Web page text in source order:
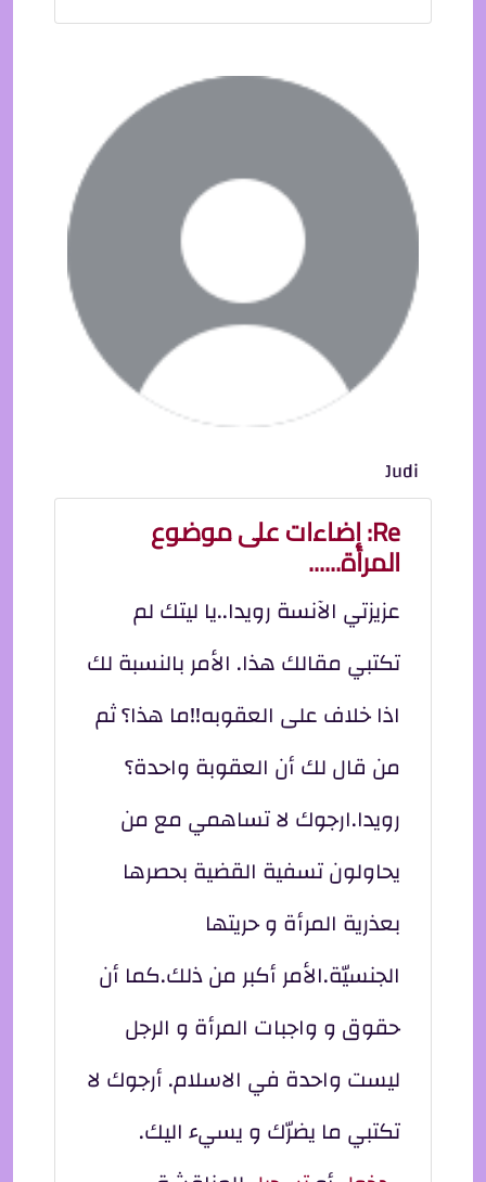
Judi
Re: إضاءات على موضوع
المرأة......
عزيزتي الآنسة رويدا..يا ليتك لم
تكتبي مقالك هذا. الأمر بالنسبة لك
اذا خلاف على العقوبه!!ما هذا؟ ثم
من قال لك أن العقوبة واحدة؟
رويدا.ارجوك لا تساهمي مع من
يحاولون تسفية القضية بحصرها
بعذرية المرأة و حريتها
الجنسيّة.الأمر أكبر من ذلك.كما أن
حقوق و واجبات المرأة و الرجل
ليست واحدة في الاسلام. أرجوك لا
تكتبي ما يضرّك و يسيء اليك.